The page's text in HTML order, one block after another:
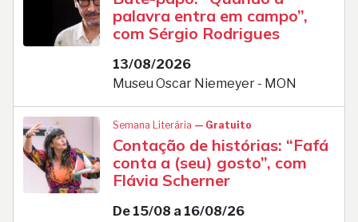
palavra entra em campo”,
com Sérgio Rodrigues
13/08/2026
Museu Oscar Niemeyer - MON
Semana Literária — Gratuito
Contação de histórias: “Fafá
conta a (seu) gosto”, com
Flávia Scherner
De 15/08 a 16/08/26